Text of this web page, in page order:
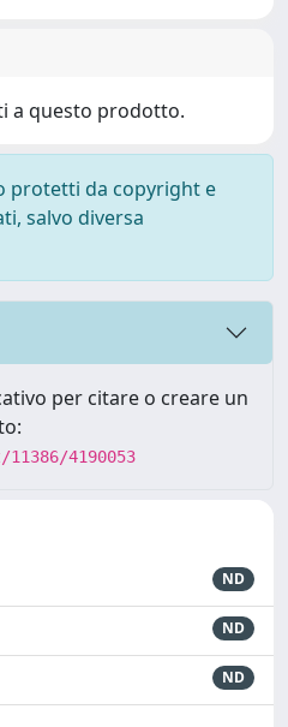
a questo prodotto.
protetti da copyright e
salvo diversa
per citare o creare un
4190053
ND
ND
ND